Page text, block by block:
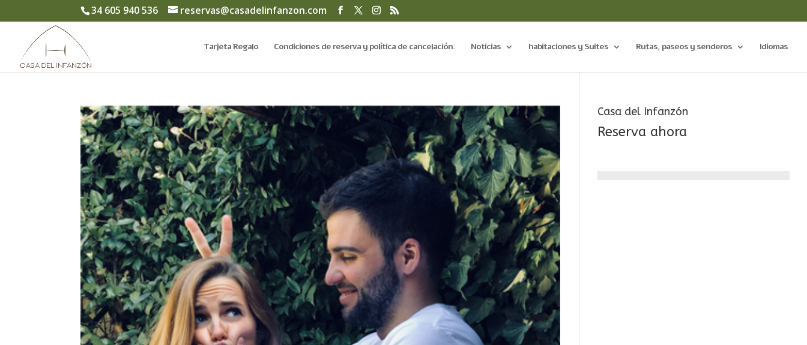
34 605 940 536 reservas@casadelinfanzon.com
Tarjeta Regalo Condiciones de reserva y política de cancelación. Noticias habitaciones y Suites Rutas, paseos y senderos Idiomas
Casa del Infanzón
Reserva ahora